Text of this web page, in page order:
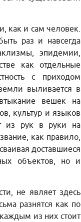
как и сам человек.
раз и навсегда
эпидемии,
как отдельные
с приходом
выливается в
вешек на
культур и языков
из рук в руки на
как правило,
доставшиеся
объектов, но и
не являет здесь
разнятся как по
из них стоит